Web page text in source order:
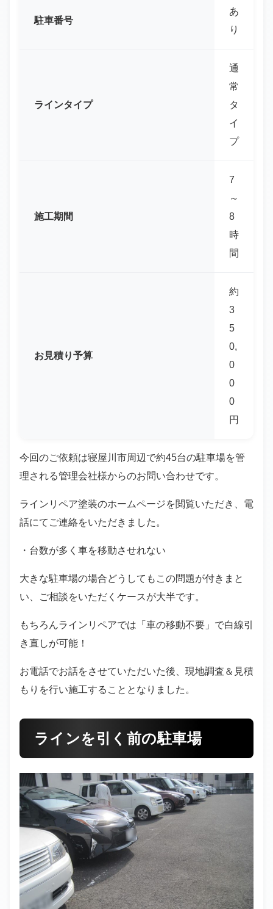
駐車番号
あ
り
ラインタイプ
通
常
タ
イ
プ
施工期間
7
～
8
時
間
お見積り予算
約
3
5
0,
0
0
0
円
今回のご依頼は寝屋川市周辺で約45台の駐車場を管
理される管理会社様からのお問い合わせです。
ラインリペア塗装のホームページを閲覧いただき、電
話にてご連絡をいただきました。
・台数が多く車を移動させれない
大きな駐車場の場合どうしてもこの問題が付きまと
い、ご相談をいただくケースが大半です。
もちろんラインリペアでは「車の移動不要」で白線引
き直しが可能！
お電話でお話をさせていただいた後、現地調査＆見積
もりを行い施工することとなりました。
ラインを引く前の駐車場